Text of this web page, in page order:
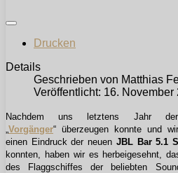
Drucken
Details
Geschrieben von Matthias
Veröffentlicht: 16. November
Nachdem uns letztens Jahr der
Vorgänger“ überzeugen konnte und
einen Eindruck der neuen JBL Bar 5.1
konnten, haben wir es herbeigesehnt,
des Flaggschiffes der beliebten